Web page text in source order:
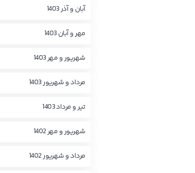
آبان و آذر 1403
مهر و آبان 1403
شهریور و مهر 1403
مرداد و شهریور 1403
تیر و مرداد 1403
شهریور و مهر 1402
مرداد و شهریور 1402